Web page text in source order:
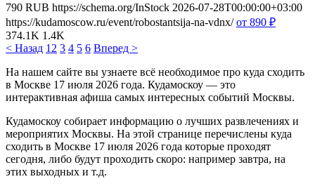
790 RUB https://schema.org/InStock 2026-07-28T00:00:00+03:00
https://kudamoscow.ru/event/robostantsija-na-vdnx/ от 890 ₽
374.1K 1.4K
< Назад 1 2 3 4 5 6 Вперед >
На нашем сайте вы узнаете всё необходимое про куда сходить
в Москве 17 июля 2026 года. Кудамоскоу — это
интерактивная афиша самых интересных событий Москвы.
Кудамоскоу собирает информацию о лучших развлечениях и
мероприятих Москвы. На этой странице перечислены куда
сходить в Москве 17 июля 2026 года которые проходят
сегодня, либо будут проходить скоро: например завтра, на
этих выходных и т.д.